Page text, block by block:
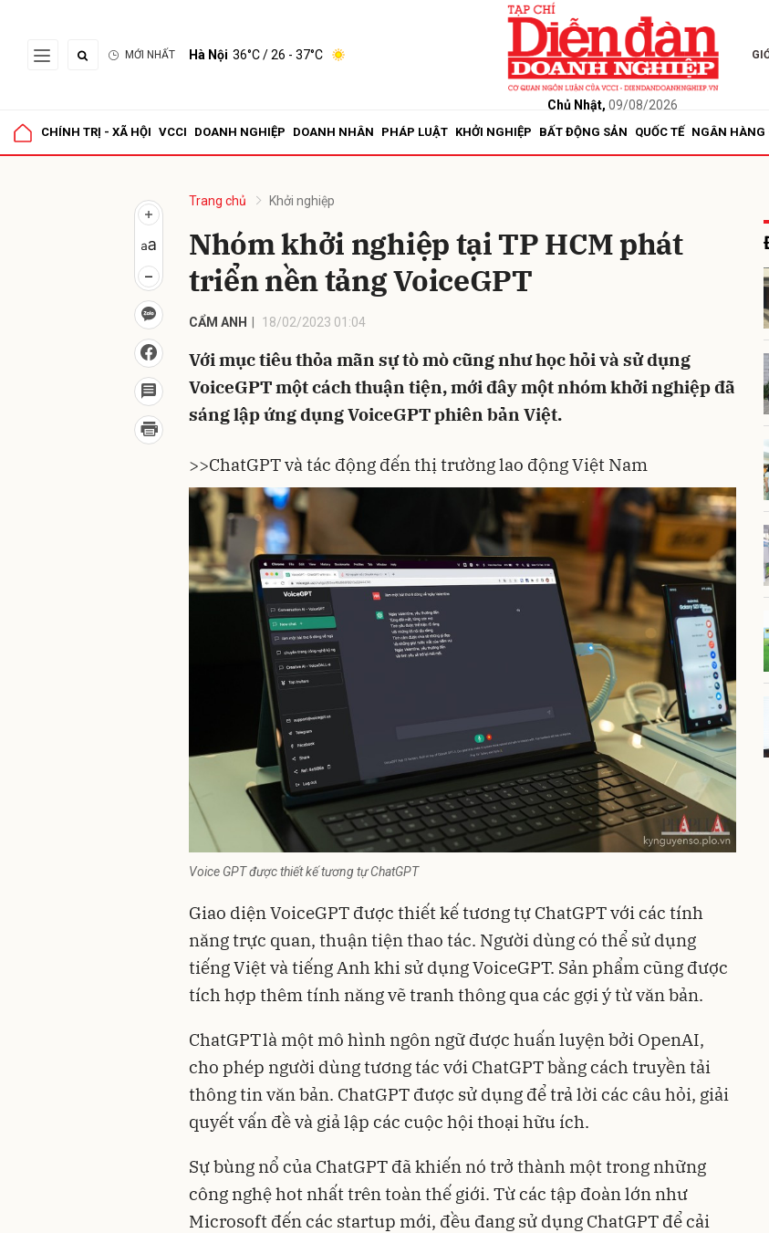
MỚI NHẤT Hà Nội 36°C/ 26 - 37°C
Chủ Nhật, 09/08/2026
CHÍNH TRỊ - XÃ HỘI VCCI DOANH NGHIỆP DOANH NHÂN PHÁP LUẬT KHỞI NGHIỆP BẤT ĐỘNG SẢN QUỐC TẾ NGÂN HÀNG
Trang chủ Khởi nghiệp
Nhóm khởi nghiệp tại TP HCM phát
triển nền tảng VoiceGPT
CẨM ANH 18/02/2023 01:04
Với mục tiêu thỏa mãn sự tò mò cũng như học hỏi và sử dụng
VoiceGPT một cách thuận tiện, mới đây một nhóm khởi nghiệp đã
sáng lập ứng dụng VoiceGPT phiên bản Việt.
>>ChatGPT và tác động đến thị trường lao động Việt Nam
Voice GPT được thiết kế tương tự ChatGPT
Giao diện VoiceGPT được thiết kế tương tự ChatGPT với các tính
năng trực quan, thuận tiện thao tác. Người dùng có thể sử dụng
tiếng Việt và tiếng Anh khi sử dụng VoiceGPT. Sản phẩm cũng được
tích hợp thêm tính năng vẽ tranh thông qua các gợi ý từ văn bản.
ChatGPT là một mô hình ngôn ngữ được huấn luyện bởi OpenAI,
cho phép người dùng tương tác với ChatGPT bằng cách truyền tải
thông tin văn bản. ChatGPT được sử dụng để trả lời các câu hỏi, giải
quyết vấn đề và giả lập các cuộc hội thoại hữu ích.
Sự bùng nổ của ChatGPT đã khiến nó trở thành một trong những
công nghệ hot nhất trên toàn thế giới. Từ các tập đoàn lớn như
Microsoft đến các startup mới, đều đang sử dụng ChatGPT để cải